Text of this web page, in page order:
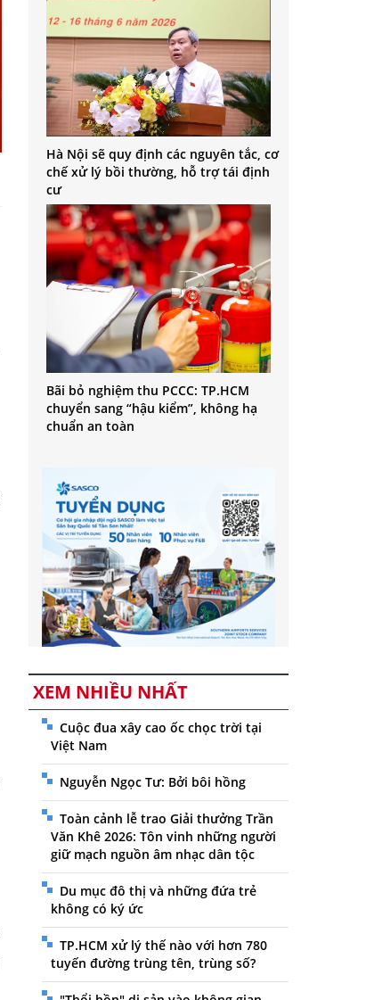
Hà Nội sẽ quy định các nguyên tắc, cơ
chế xử lý bồi thường, hỗ trợ tái định
cư
Bãi bỏ nghiệm thu PCCC: TP.HCM
chuyển sang “hậu kiểm”, không hạ
chuẩn an toàn
XEM NHIỀU NHẤT
Cuộc đua xây cao ốc chọc trời tại
Việt Nam
Nguyễn Ngọc Tư: Bởi bôi hồng
Toàn cảnh lễ trao Giải thưởng Trần
Văn Khê 2026: Tôn vinh những người
giữ mạch nguồn âm nhạc dân tộc
Du mục đô thị và những đứa trẻ
không có ký ức
TP.HCM xử lý thế nào với hơn 780
tuyến đường trùng tên, trùng số?